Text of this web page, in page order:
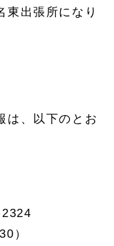
東出張所になり
、以下のとお
）